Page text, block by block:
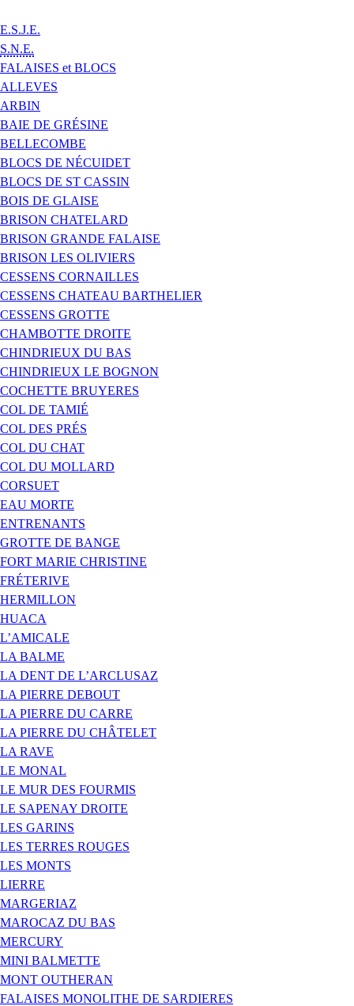
E.S.J.E.
S.N.E.
FALAISES et BLOCS
ALLEVES
ARBIN
BAIE DE GRÉSINE
BELLECOMBE
BLOCS DE NÉCUIDET
BLOCS DE ST CASSIN
BOIS DE GLAISE
BRISON CHATELARD
BRISON GRANDE FALAISE
BRISON LES OLIVIERS
CESSENS CORNAILLES
CESSENS CHATEAU BARTHELIER
CESSENS GROTTE
CHAMBOTTE DROITE
CHINDRIEUX DU BAS
CHINDRIEUX LE BOGNON
COCHETTE BRUYERES
COL DE TAMIÉ
COL DES PRÉS
COL DU CHAT
COL DU MOLLARD
CORSUET
EAU MORTE
ENTRENANTS
GROTTE DE BANGE
FORT MARIE CHRISTINE
FRÉTERIVE
HERMILLON
HUACA
L’AMICALE
LA BALME
LA DENT DE L’ARCLUSAZ
LA PIERRE DEBOUT
LA PIERRE DU CARRE
LA PIERRE DU CHÂTELET
LA RAVE
LE MONAL
LE MUR DES FOURMIS
LE SAPENAY DROITE
LES GARINS
LES TERRES ROUGES
LES MONTS
LIERRE
MARGERIAZ
MAROCAZ DU BAS
MERCURY
MINI BALMETTE
MONT OUTHERAN
FALAISES MONOLITHE DE SARDIERES